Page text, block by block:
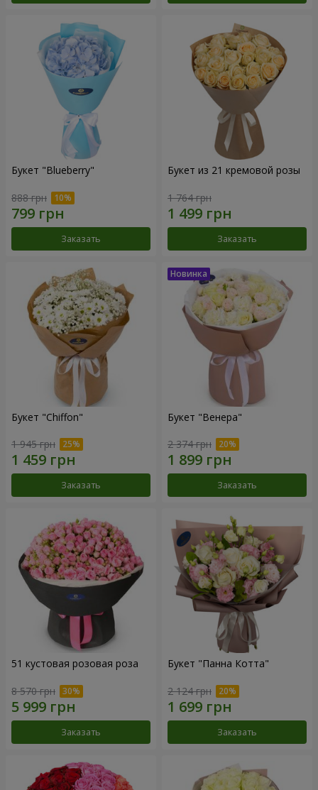
Букет "Blueberry"
888 грн
Заказать
Букет из 21 кремовой розы
1 764 грн
Заказать
Букет "Chiffon"
1 945 грн
Заказать
Букет "Венера"
2 374 грн
Заказать
51 кустовая розовая роза
8 570 грн
Заказать
Букет "Панна Котта"
2 124 грн
Заказать